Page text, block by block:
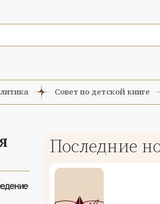
Совет по детской книге
Последние